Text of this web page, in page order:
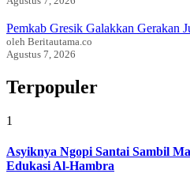
Pemkab Gresik Galakkan Gerakan
oleh Beritautama.co
Agustus 7, 2026
Terpopuler
1
Asyiknya Ngopi Santai Sambil
Edukasi Al-Hambra